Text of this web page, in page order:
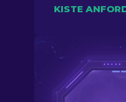
KISTE